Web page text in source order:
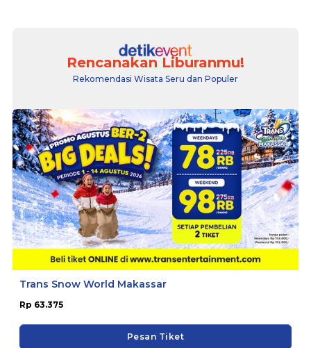
Rencanakan Liburanmu!
Rekomendasi Wisata Seru dan Populer
Trans Snow World Makassar
Rp 63.375
Pesan Tiket